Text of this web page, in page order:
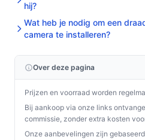
hij?
Wat heb je nodig om een
camera te installeren?
Over deze pagina
Prijzen en voorraad worden
Bij aankoop via onze links
commissie, zonder extra kosten
Onze aanbevelingen zijn